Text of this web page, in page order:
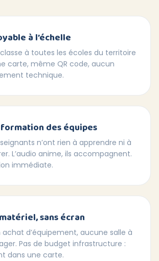
à l’échelle
classe à toutes les écoles du territoire
carte, même QR code, aucun
technique.
des équipes
n’ont rien à apprendre ni à
L’audio anime, ils accompagnent.
immédiate.
sans écran
achat d’équipement, aucune salle à
Pas de budget infrastructure :
dans une carte.